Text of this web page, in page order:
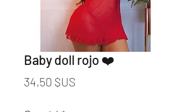
Baby doll rojo ❤️
34,50 $US